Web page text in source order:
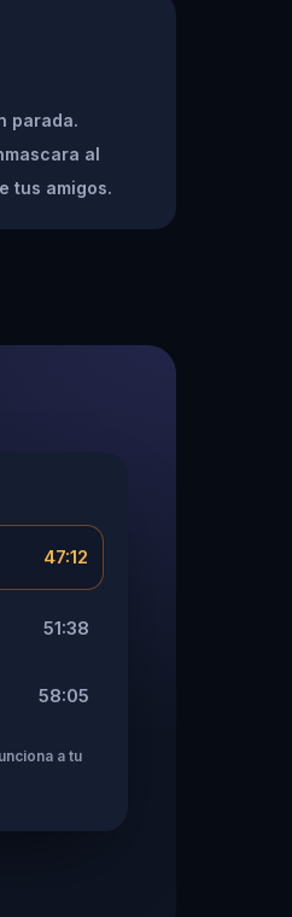
parada.
al
tus amigos.
47:12
51:38
58:05
a tu